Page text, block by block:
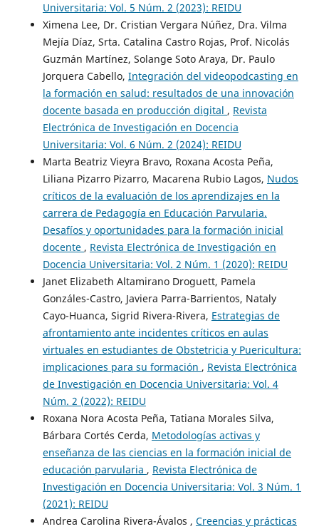
Universitaria: Vol. 5 Núm. 2 (2023): REIDU
Ximena Lee, Dr. Cristian Vergara Núñez, Dra. Vilma
Mejía Díaz, Srta. Catalina Castro Rojas, Prof. Nicolás
Guzmán Martínez, Solange Soto Araya, Dr. Paulo
Jorquera Cabello, Integración del videopodcasting en
la formación en salud: resultados de una innovación
docente basada en producción digital , Revista
Electrónica de Investigación en Docencia
Universitaria: Vol. 6 Núm. 2 (2024): REIDU
Marta Beatriz Vieyra Bravo, Roxana Acosta Peña,
Liliana Pizarro Pizarro, Macarena Rubio Lagos, Nudos
críticos de la evaluación de los aprendizajes en la
carrera de Pedagogía en Educación Parvularia.
Desafíos y oportunidades para la formación inicial
docente , Revista Electrónica de Investigación en
Docencia Universitaria: Vol. 2 Núm. 1 (2020): REIDU
Janet Elizabeth Altamirano Droguett, Pamela
Gonzáles-Castro, Javiera Parra-Barrientos, Nataly
Cayo-Huanca, Sigrid Rivera-Rivera, Estrategias de
afrontamiento ante incidentes críticos en aulas
virtuales en estudiantes de Obstetricia y Puericultura:
implicaciones para su formación , Revista Electrónica
de Investigación en Docencia Universitaria: Vol. 4
Núm. 2 (2022): REIDU
Roxana Nora Acosta Peña, Tatiana Morales Silva,
Bárbara Cortés Cerda, Metodologías activas y
enseñanza de las ciencias en la formación inicial de
educación parvularia , Revista Electrónica de
Investigación en Docencia Universitaria: Vol. 3 Núm. 1
(2021): REIDU
Andrea Carolina Rivera-Ávalos , Creencias y prácticas